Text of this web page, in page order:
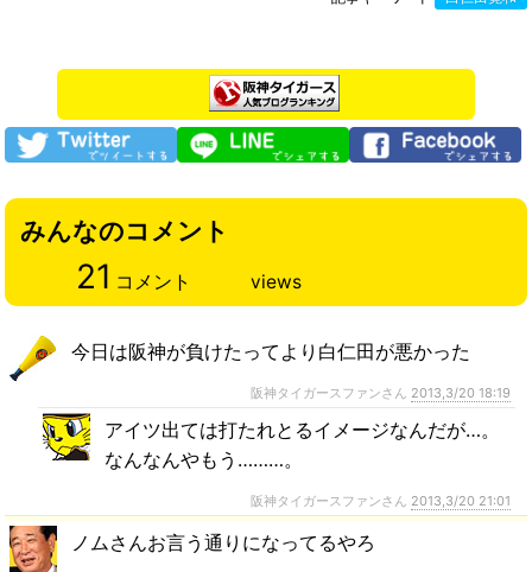
みんなのコメント
21 コメント views
今日は阪神が負けたってより白仁田が悪かった
阪神タイガースファンさん 2013,3/20 18:19
アイツ出ては打たれとるイメージなんだが…。
なんなんやもう………。
阪神タイガースファンさん 2013,3/20 21:01
ノムさんお言う通りになってるやろ